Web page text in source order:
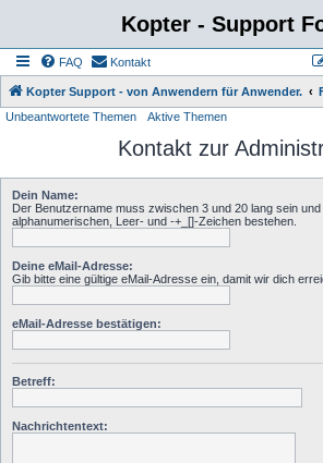
Kopter - Support
FAQ Kontakt
Kopter Support - von Anwendern für Anwender.
Unbeantwortete Themen Aktive Themen
Kontakt zur
Dein Name:
Der Benutzername muss zwischen 3 und 20 lang sein
alphanumerischen, Leer- und -+_[]-Zeichen bestehen.
Deine eMail-Adresse:
Gib bitte eine gültige eMail-Adresse ein, damit wir dich
eMail-Adresse bestätigen:
Betreff:
Nachrichtentext: